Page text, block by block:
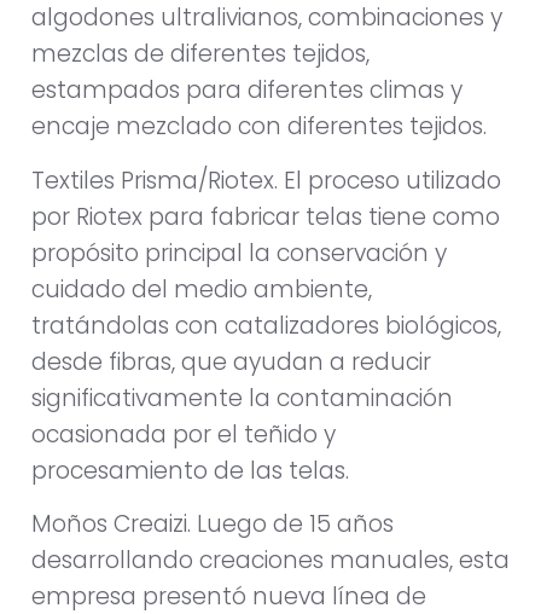
algodones ultralivianos, combinaciones y
mezclas de diferentes tejidos,
estampados para diferentes climas y
encaje mezclado con diferentes tejidos.
Textiles Prisma/Riotex. El proceso utilizado
por Riotex para fabricar telas tiene como
propósito principal la conservación y
cuidado del medio ambiente,
tratándolas con catalizadores biológicos,
desde fibras, que ayudan a reducir
significativamente la contaminación
ocasionada por el teñido y
procesamiento de las telas.
Moños Creaizi. Luego de 15 años
desarrollando creaciones manuales, esta
empresa presentó nueva línea de